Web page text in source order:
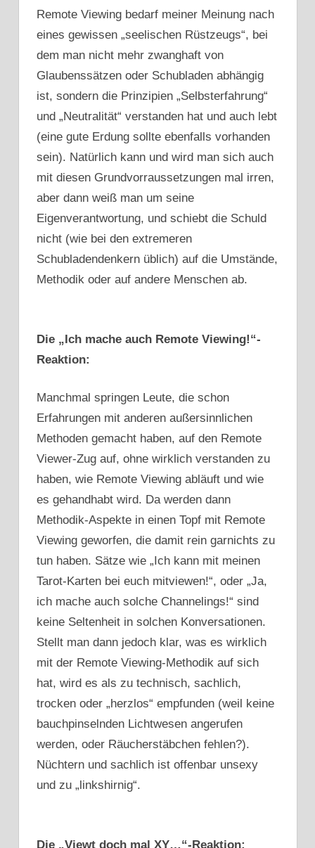
Remote Viewing bedarf meiner Meinung nach
eines gewissen „seelischen Rüstzeugs“, bei
dem man nicht mehr zwanghaft von
Glaubenssätzen oder Schubladen abhängig
ist, sondern die Prinzipien „Selbsterfahrung“
und „Neutralität“ verstanden hat und auch lebt
(eine gute Erdung sollte ebenfalls vorhanden
sein). Natürlich kann und wird man sich auch
mit diesen Grundvorraussetzungen mal irren,
aber dann weiß man um seine
Eigenverantwortung, und schiebt die Schuld
nicht (wie bei den extremeren
Schubladendenkern üblich) auf die Umstände,
Methodik oder auf andere Menschen ab.
Die „Ich mache auch Remote Viewing!“-
Reaktion:
Manchmal springen Leute, die schon
Erfahrungen mit anderen außersinnlichen
Methoden gemacht haben, auf den Remote
Viewer-Zug auf, ohne wirklich verstanden zu
haben, wie Remote Viewing abläuft und wie
es gehandhabt wird. Da werden dann
Methodik-Aspekte in einen Topf mit Remote
Viewing geworfen, die damit rein garnichts zu
tun haben. Sätze wie „Ich kann mit meinen
Tarot-Karten bei euch mitviewen!“, oder „Ja,
ich mache auch solche Channelings!“ sind
keine Seltenheit in solchen Konversationen.
Stellt man dann jedoch klar, was es wirklich
mit der Remote Viewing-Methodik auf sich
hat, wird es als zu technisch, sachlich,
trocken oder „herzlos“ empfunden (weil keine
bauchpinselnden Lichtwesen angerufen
werden, oder Räucherstäbchen fehlen?).
Nüchtern und sachlich ist offenbar unsexy
und zu „linkshirnig“.
Die „Viewt doch mal XY…“-Reaktion: